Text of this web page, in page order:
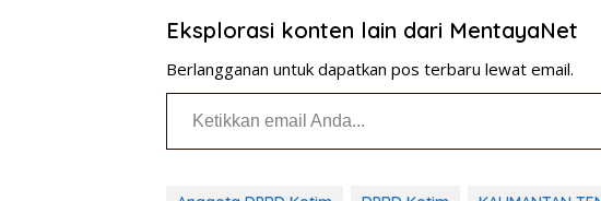
Eksplorasi konten lain dari MentayaNet
Berlangganan untuk dapatkan pos terbaru lewat email.
Ketikkan email Anda...